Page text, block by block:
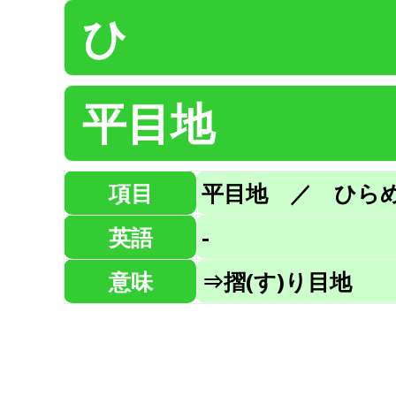
ひ
平目地
項目
平目地 ／ ひら
英語
-
意味
⇒摺(す)り目地